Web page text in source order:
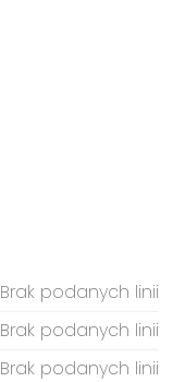
Brak podanych linii
Brak podanych linii
Brak podanych linii